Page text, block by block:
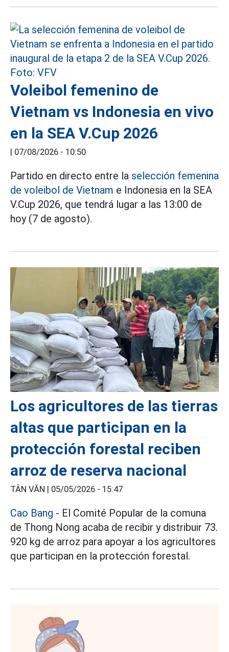
Voleibol femenino de
Vietnam vs Indonesia en vivo
en la SEA V.Cup 2026
07/08/2026 - 10:50
Partido en directo entre la selección femenina
de voleibol de Vietnam e Indonesia en la SEA
V.Cup 2026, que tendrá lugar a las 13:00 de
hoy (7 de agosto).
Los agricultores de las tierras
altas que participan en la
protección forestal reciben
arroz de reserva nacional
TÂN VĂN | 05/05/2026 - 15:47
Cao Bang - El Comité Popular de la comuna
de Thong Nong acaba de recibir y distribuir 73.
920 kg de arroz para apoyar a los agricultores
que participan en la protección forestal.